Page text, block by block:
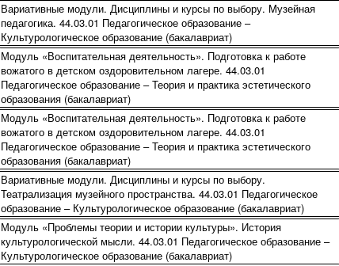
Вариативные модули. Дисциплины и курсы по выбору. Mузейная
педагогика. 44.03.01 Педагогическое образование –
Культурологическое образование (бакалавриат)
Модуль «Воспитательная деятельность». Подготовка к работе
вожатого в детском оздоровительном лагере. 44.03.01
Педагогическое образование – Теория и практика эстетического
образования (бакалавриат)
Модуль «Воспитательная деятельность». Подготовка к работе
вожатого в детском оздоровительном лагере. 44.03.01
Педагогическое образование – Теория и практика эстетического
образования (бакалавриат)
Вариативные модули. Дисциплины и курсы по выбору.
Театрализация музейного пространства. 44.03.01 Педагогическое
образование – Культурологическое образование (бакалавриат)
Модуль «Проблемы теории и истории культуры». История
культурологической мыcли. 44.03.01 Педагогическое образование –
Культурологическое образование (бакалавриат)